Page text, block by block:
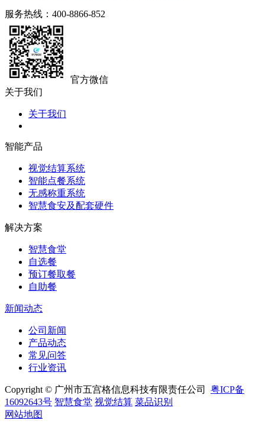
服务热线：400-8866-852
官方微信
关于我们
关于我们
智能产品
视觉结算系统
智能点餐系统
无感称重系统
智慧食安及配套硬件
解决方案
智慧食堂
自选餐
预订餐取餐
自助餐
新闻动态
公司新闻
产品动态
常见问答
行业资讯
Copyright © 广州市五宫格信息科技有限责任公司 粤ICP备
16092643号 智慧食堂 视觉结算 菜品识别
网站地图